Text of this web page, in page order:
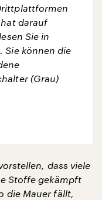
darauf
Sie in
. Sie können die
(Grau)
dass viele
Stoffe gekämpft
die Mauer fällt,